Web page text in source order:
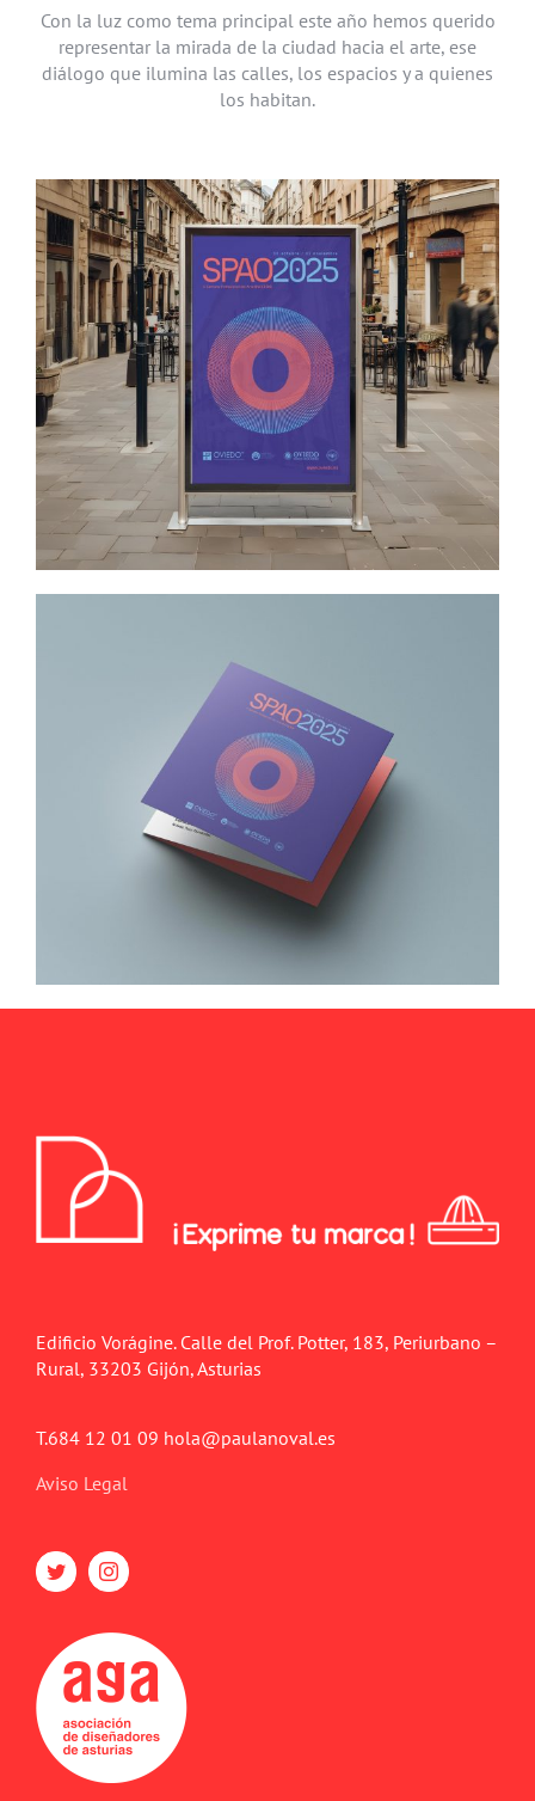
Con la luz como tema principal este año hemos querido
representar la mirada de la ciudad hacia el arte, ese
diálogo que ilumina las calles, los espacios y a quienes
los habitan.
Edificio Vorágine. Calle del Prof. Potter, 183, Periurbano –
Rural, 33203 Gijón, Asturias
T.684 12 01 09 hola@paulanoval.es
Aviso Legal